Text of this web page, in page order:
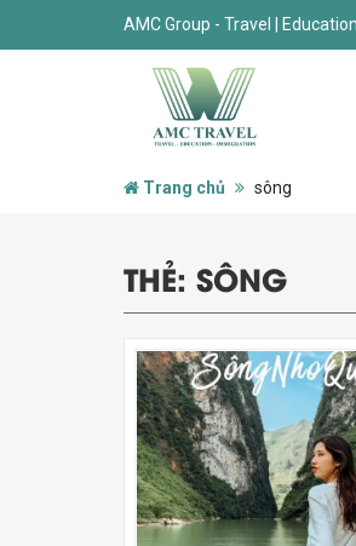
AMC Group - Travel |
Trang chủ sông
THẺ: SÔNG